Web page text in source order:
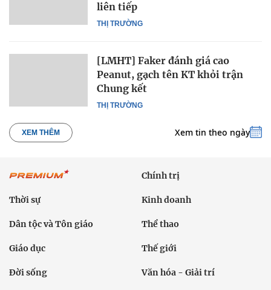
THỊ TRƯỜNG
liên tiếp
THỊ TRƯỜNG
[LMHT] Faker đánh giá cao
Peanut, gạch tên KT khỏi trận
Chung kết
XEM THÊM Xem tin theo ngày
Chính trị
Thời sự Kinh doanh
Dân tộc và Tôn giáo Thể thao
Giáo dục Thế giới
Đời sống Văn hóa - Giải trí